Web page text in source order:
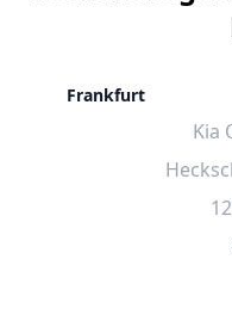
Frankfurt
Kia